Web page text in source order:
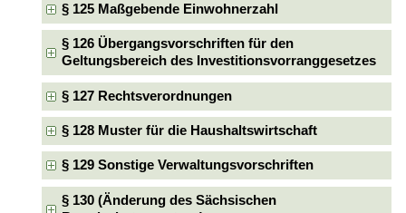
§ 125 Maßgebende Einwohnerzahl
§ 126 Übergangsvorschriften für den
Geltungsbereich des Investitionsvorranggesetzes
§ 127 Rechtsverordnungen
§ 128 Muster für die Haushaltswirtschaft
§ 129 Sonstige Verwaltungsvorschriften
§ 130 (Änderung des Sächsischen